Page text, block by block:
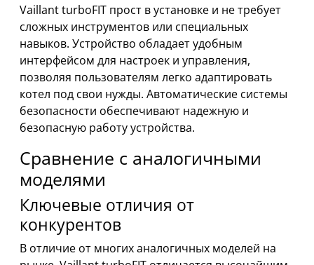
Vaillant turboFIT прост в установке и не требует
сложных инструментов или специальных
навыков. Устройство обладает удобным
интерфейсом для настроек и управления,
позволяя пользователям легко адаптировать
котел под свои нужды. Автоматические системы
безопасности обеспечивают надежную и
безопасную работу устройства.
Сравнение с аналогичными
моделями
Ключевые отличия от
конкурентов
В отличие от многих аналогичных моделей на